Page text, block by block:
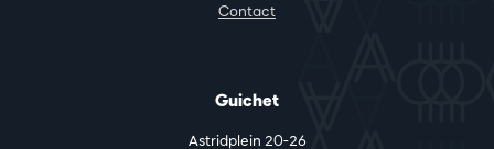
Contact
Guichet
Astridplein 20-26